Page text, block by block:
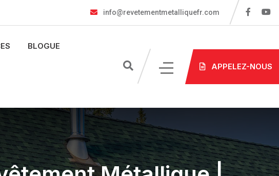
info@revetementmetalliquefr.com
BLOGUE
APPELEZ-NOUS